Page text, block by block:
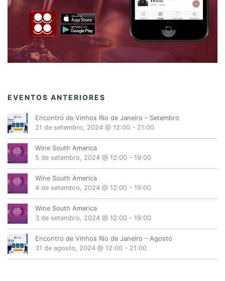
EVENTOS ANTERIORES
Encontro de Vinhos Rio de Janeiro – Setembro
21 de setembro, 2024 @ 12:00 - 21:00
Wine South America
5 de setembro, 2024 @ 12:00 - 19:00
Wine South America
4 de setembro, 2024 @ 12:00 - 19:00
Wine South America
3 de setembro, 2024 @ 12:00 - 19:00
Encontro de Vinhos Rio de Janeiro – Agosto
31 de agosto, 2024 @ 12:00 - 21:00